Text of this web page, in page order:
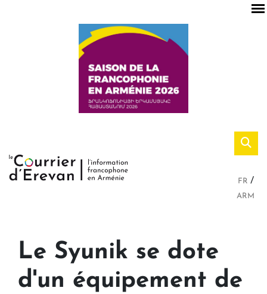
FR
ARM
Le Syunik se dote
d'un équipement de